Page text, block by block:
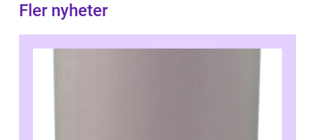
Fler nyheter